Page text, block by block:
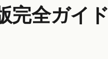
完全ガイド